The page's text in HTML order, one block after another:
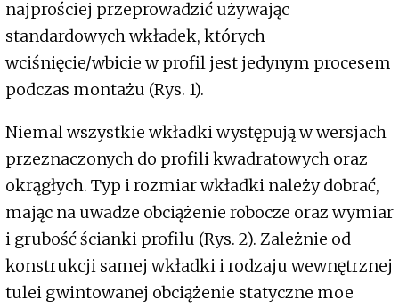
najprościej przeprowadzić używając
standardowych wkładek, których
wciśnięcie/wbicie w profil jest jedynym procesem
podczas montażu (Rys. 1).
Niemal wszystkie wkładki występują w wersjach
przeznaczonych do profili kwadratowych oraz
okrągłych. Typ i rozmiar wkładki należy dobrać,
mając na uwadze obciążenie robocze oraz wymiar
i grubość ścianki profilu (Rys. 2). Zależnie od
konstrukcji samej wkładki i rodzaju wewnętrznej
tulei gwintowanej obciążenie statyczne moe